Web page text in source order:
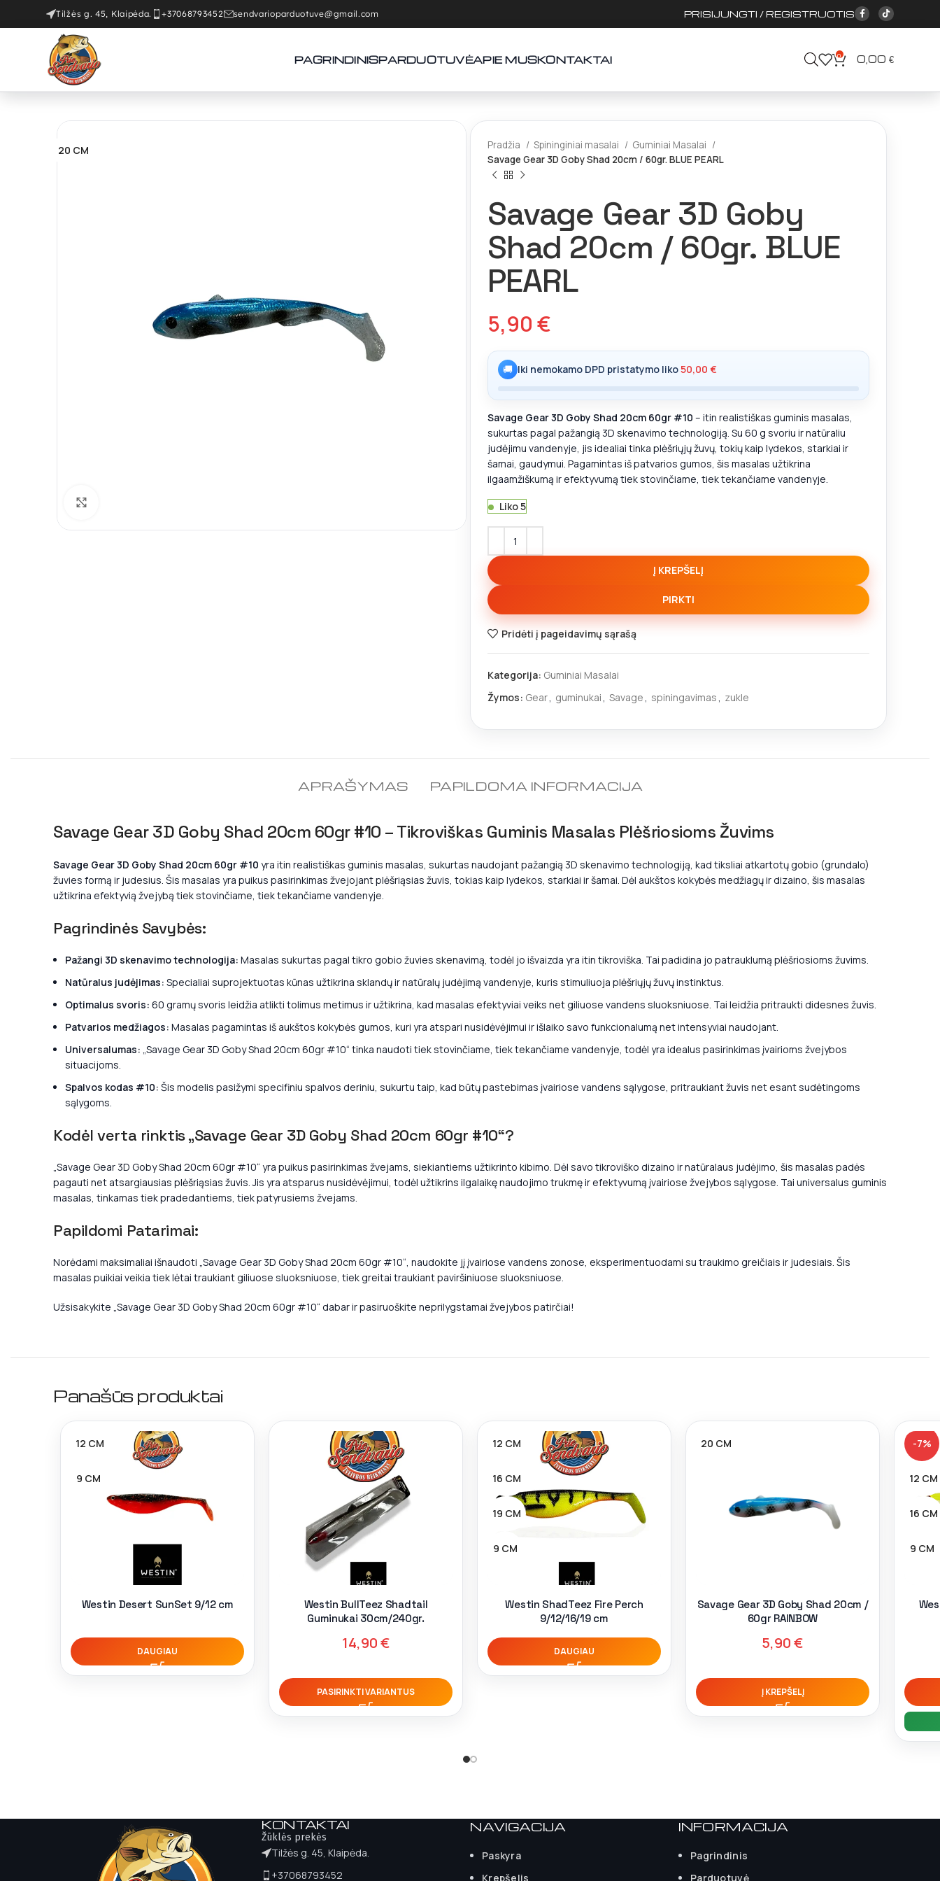
Tilžės g. 45, Klaipėda. +37068793452 sendvarioparduotuve@gmail.com PRISIJUNGTI / REGISTRUOTIS
PAGRINDINISPARDUOTUVĖAPIE MUSKONTAKTAI 0 0,00 €
20 CM Pradžia Spininginiai masalai
Guminiai Masalai
Savage Gear 3D Goby Shad 20cm / 60gr. BLUE PEARL
Savage Gear 3D Goby
Shad 20cm / 60gr. BLUE
PEARL
5,90€
🚚 Iki nemokamo DPD pristatymo liko50,00 €
Savage Gear 3D Goby Shad 20cm 60gr #10 – itin realistiškas guminis masalas,
sukurtas pagal pažangią 3D skenavimo technologiją. Su 60 g svoriu ir natūraliu
judėjimu vandenyje, jis idealiai tinka plėšriųjų žuvų, tokių kaip lydekos, starkiai ir
šamai, gaudymui. Pagamintas iš patvarios gumos, šis masalas užtikrina
ilgaamžiškumą ir efektyvumą tiek stovinčiame, tiek tekančiame vandenyje.
Liko 5
Į KREPŠELĮ
PIRKTI
Pridėti į pageidavimų sąrašą
Kategorija: Guminiai Masalai
Žymos: Gear, guminukai, Savage, spiningavimas, zukle
APRAŠYMAS PAPILDOMA INFORMACIJA
Savage Gear 3D Goby Shad 20cm 60gr #10 – Tikroviškas Guminis Masalas Plėšriosioms Žuvims
Savage Gear 3D Goby Shad 20cm 60gr #10 yra itin realistiškas guminis masalas, sukurtas naudojant pažangią 3D skenavimo technologiją, kad tiksliai atkartotų gobio (grundalo)
žuvies formą ir judesius. Šis masalas yra puikus pasirinkimas žvejojant plėšriąsias žuvis, tokias kaip lydekos, starkiai ir šamai. Dėl aukštos kokybės medžiagų ir dizaino, šis masalas
užtikrina efektyvią žvejybą tiek stovinčiame, tiek tekančiame vandenyje.
Pagrindinės Savybės:
Pažangi 3D skenavimo technologija: Masalas sukurtas pagal tikro gobio žuvies skenavimą, todėl jo išvaizda yra itin tikroviška. Tai padidina jo patrauklumą plėšriosioms žuvims.
Natūralus judėjimas: Specialiai suprojektuotas kūnas užtikrina sklandų ir natūralų judėjimą vandenyje, kuris stimuliuoja plėšriųjų žuvų instinktus.
Optimalus svoris: 60 gramų svoris leidžia atlikti tolimus metimus ir užtikrina, kad masalas efektyviai veiks net giliuose vandens sluoksniuose. Tai leidžia pritraukti didesnes žuvis.
Patvarios medžiagos: Masalas pagamintas iš aukštos kokybės gumos, kuri yra atspari nusidėvėjimui ir išlaiko savo funkcionalumą net intensyviai naudojant.
Universalumas: „Savage Gear 3D Goby Shad 20cm 60gr #10“ tinka naudoti tiek stovinčiame, tiek tekančiame vandenyje, todėl yra idealus pasirinkimas įvairioms žvejybos
situacijoms.
Spalvos kodas #10: Šis modelis pasižymi specifiniu spalvos deriniu, sukurtu taip, kad būtų pastebimas įvairiose vandens sąlygose, pritraukiant žuvis net esant sudėtingoms
sąlygoms.
Kodėl verta rinktis „Savage Gear 3D Goby Shad 20cm 60gr #10“?
„Savage Gear 3D Goby Shad 20cm 60gr #10“ yra puikus pasirinkimas žvejams, siekiantiems užtikrinto kibimo. Dėl savo tikroviško dizaino ir natūralaus judėjimo, šis masalas padės
pagauti net atsargiausias plėšriąsias žuvis. Jis yra atsparus nusidėvėjimui, todėl užtikrins ilgalaikę naudojimo trukmę ir efektyvumą įvairiose žvejybos sąlygose. Tai universalus guminis
masalas, tinkamas tiek pradedantiems, tiek patyrusiems žvejams.
Papildomi Patarimai:
Norėdami maksimaliai išnaudoti „Savage Gear 3D Goby Shad 20cm 60gr #10“, naudokite jį įvairiose vandens zonose, eksperimentuodami su traukimo greičiais ir judesiais. Šis
masalas puikiai veikia tiek lėtai traukiant giliuose sluoksniuose, tiek greitai traukiant paviršiniuose sluoksniuose.
Užsisakykite „Savage Gear 3D Goby Shad 20cm 60gr #10“ dabar ir pasiruoškite neprilygstamai žvejybos patirčiai!
Panašūs produktai
12 CM
9 CM
Westin Desert SunSet 9/12 cm
DAUGIAU
Westin BullTeez Shadtail
Guminukai 30cm/240gr.
14,90€
PASIRINKTI VARIANTUS
12 CM
16 CM
19 CM
9 CM
Westin ShadTeez Fire Perch
9/12/16/19 cm
DAUGIAU
20 CM
Savage Gear 3D Goby Shad 20cm /
60gr RAINBOW
5,90€
Į KREPŠELĮ
-7%
12 CM
16 CM
9 CM
KONTAKTAI
Žūklės prekės
Tilžės g. 45, Klaipėda.
+37068793452
NAVIGACIJA
Paskyra
Krepšelis
INFORMACIJA
Pagrindinis
Parduotuvė